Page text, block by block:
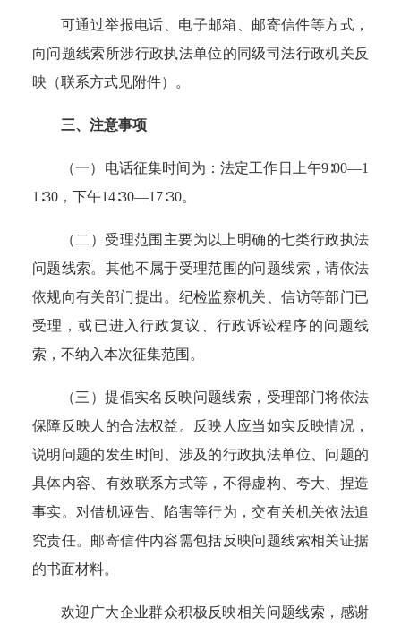
可通过举报电话、电子邮箱、邮寄信件等方式，
向问题线索所涉行政执法单位的同级司法行政机关反
映（联系方式见附件）。
三、注意事项
（一）电话征集时间为：法定工作日上午9∶00—1
1∶30，下午14∶30—17∶30。
（二）受理范围主要为以上明确的七类行政执法
问题线索。其他不属于受理范围的问题线索，请依法
依规向有关部门提出。纪检监察机关、信访等部门已
受理，或已进入行政复议、行政诉讼程序的问题线
索，不纳入本次征集范围。
（三）提倡实名反映问题线索，受理部门将依法
保障反映人的合法权益。反映人应当如实反映情况，
说明问题的发生时间、涉及的行政执法单位、问题的
具体内容、有效联系方式等，不得虚构、夸大、捏造
事实。对借机诬告、陷害等行为，交有关机关依法追
究责任。邮寄信件内容需包括反映问题线索相关证据
的书面材料。
欢迎广大企业群众积极反映相关问题线索，感谢